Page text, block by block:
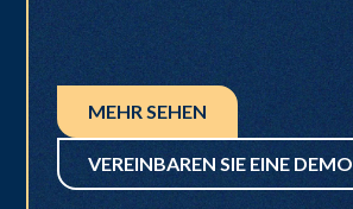
MEHR SEHEN
VEREINBAREN SIE EINE DEMO